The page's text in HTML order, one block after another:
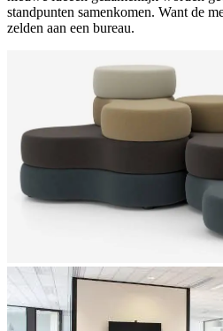
standpunten samenkomen. Want de
zelden aan een bureau.